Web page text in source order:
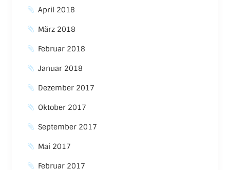
April 2018
März 2018
Februar 2018
Januar 2018
Dezember 2017
Oktober 2017
September 2017
Mai 2017
Februar 2017